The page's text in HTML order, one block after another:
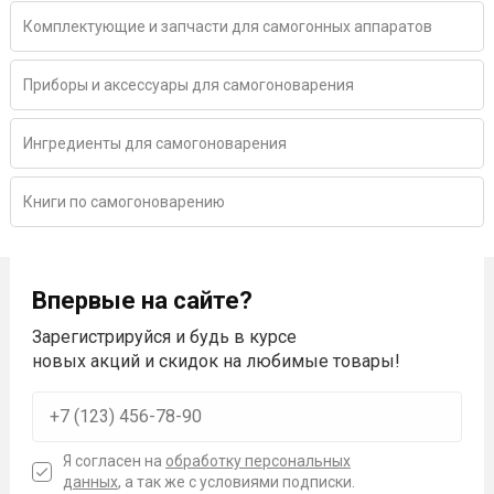
Комплектующие и запчасти для самогонных аппаратов
Приборы и аксессуары для самогоноварения
Ингредиенты для самогоноварения
Книги по самогоноварению
Впервые на сайте?
Зарегистрируйся и будь в курсе
новых акций и скидок на любимые товары!
Я согласен на обработку персональных
данных, а так же с условиями подписки.